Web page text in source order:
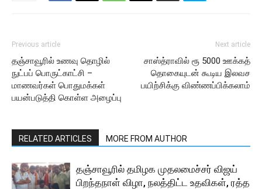
Previous article
தஞ்சாவூரில் உணவு தொழில்
நுட்பப் பொருட்காட்சி –
மாணவர்கள் பொதுமக்கள்
பயன்படுத்தி கொள்ள அழைப்பு
Next article
சாஸ்த்ராவில் ரூ 5000 ஊக்கத்
தொகையுடன் கூடிய இலவச
பயிற்சிக்கு விண்ணப்பிக்கலாம்
RELATED ARTICLES MORE FROM AUTHOR
தஞ்சாவூரில் தமிழக முதலமைச்சர் விஜய்
பிறந்தநாள் விழா, நலத்திட்ட உதவிகள், ரத்த